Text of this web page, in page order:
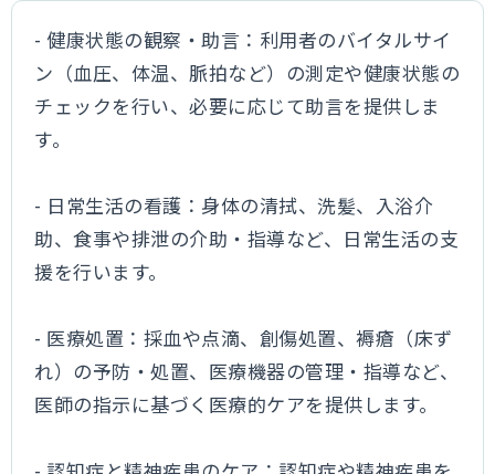
- 健康状態の観察・助言：利用者のバイタルサイ
ン（血圧、体温、脈拍など）の測定や健康状態の
チェックを行い、必要に応じて助言を提供しま
す。
- 日常生活の看護：身体の清拭、洗髪、入浴介
助、食事や排泄の介助・指導など、日常生活の支
援を行います。
- 医療処置：採血や点滴、創傷処置、褥瘡（床ず
れ）の予防・処置、医療機器の管理・指導など、
医師の指示に基づく医療的ケアを提供します。